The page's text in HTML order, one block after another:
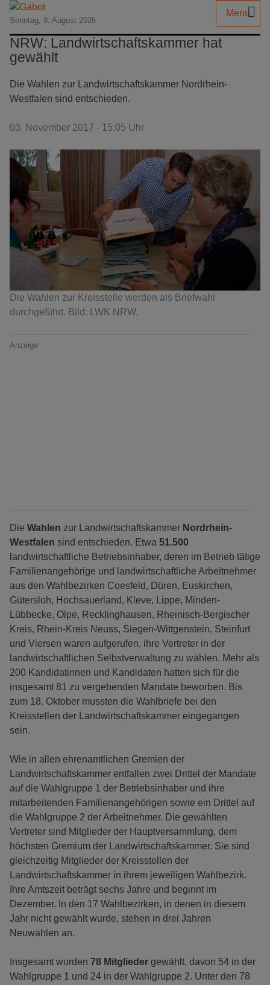
Sonntag, 9. August 2026
Menu
NRW: Landwirtschaftskammer hat
gewählt
Die Wahlen zur Landwirtschaftskammer Nordrhein-
Westfalen sind entschieden.
03. November 2017 - 15:05 Uhr
Die Wahlen zur Kreisstelle werden als Briefwahl
durchgeführt. Bild: LWK NRW.
Anzeige
Die Wahlen zur Landwirtschaftskammer Nordrhein-
Westfalen sind entschieden. Etwa 51.500
landwirtschaftliche Betriebsinhaber, deren im Betrieb tätige
Familienangehörige und landwirtschaftliche Arbeitnehmer
aus den Wahlbezirken Coesfeld, Düren, Euskirchen,
Gütersloh, Hochsauerland, Kleve, Lippe, Minden-
Lübbecke, Olpe, Recklinghausen, Rheinisch-Bergischer
Kreis, Rhein-Kreis Neuss, Siegen-Wittgenstein, Steinfurt
und Viersen waren aufgerufen, ihre Vertreter in der
landwirtschaftlichen Selbstverwaltung zu wählen. Mehr als
200 Kandidatinnen und Kandidaten hatten sich für die
insgesamt 81 zu vergebenden Mandate beworben. Bis
zum 18. Oktober mussten die Wahlbriefe bei den
Kreisstellen der Landwirtschaftskammer eingegangen
sein.
Wie in allen ehrenamtlichen Gremien der
Landwirtschaftskammer entfallen zwei Drittel der Mandate
auf die Wahlgruppe 1 der Betriebsinhaber und ihre
mitarbeitenden Familienangehörigen sowie ein Drittel auf
die Wahlgruppe 2 der Arbeitnehmer. Die gewählten
Vertreter sind Mitglieder der Hauptversammlung, dem
höchsten Gremium der Landwirtschaftskammer. Sie sind
gleichzeitig Mitglieder der Kreisstellen der
Landwirtschaftskammer in ihrem jeweiligen Wahlbezirk.
Ihre Amtszeit beträgt sechs Jahre und beginnt im
Dezember. In den 17 Wahlbezirken, in denen in diesem
Jahr nicht gewählt wurde, stehen in drei Jahren
Neuwahlen an.
Insgesamt wurden 78 Mitglieder gewählt, davon 54 in der
Wahlgruppe 1 und 24 in der Wahlgruppe 2. Unter den 78